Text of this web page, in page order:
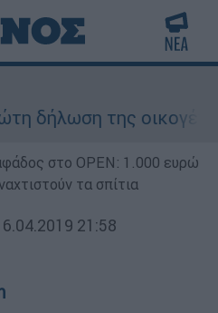
της
στο OPEN: 1.000 ευρώ
τα σπίτια
21:58